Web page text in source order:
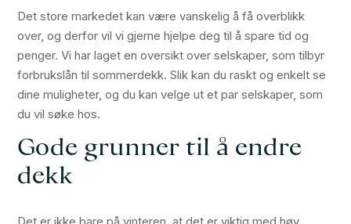
Det store markedet kan være vanskelig å få overblikk
over, og derfor vil vi gjerne hjelpe deg til å spare tid og
penger. Vi har laget en oversikt over selskaper, som tilbyr
forbrukslån til sommerdekk. Slik kan du raskt og enkelt se
dine muligheter, og du kan velge ut et par selskaper, som
du vil søke hos.
Gode grunner til å endre
dekk